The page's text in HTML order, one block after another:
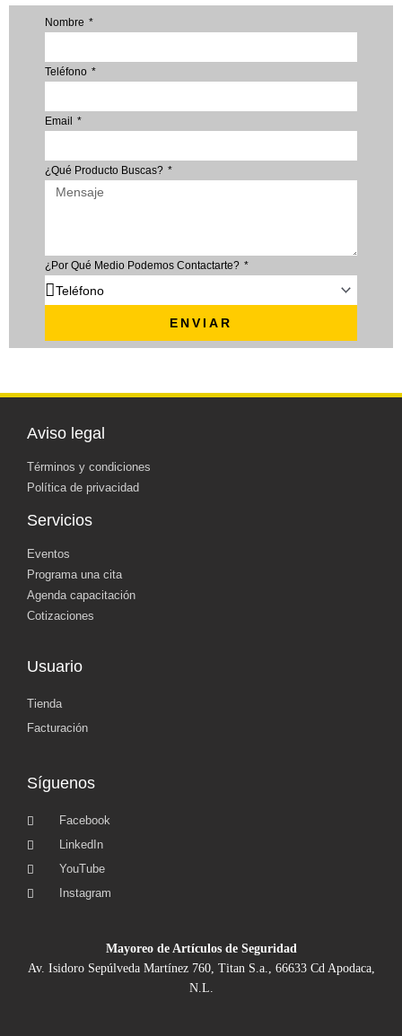
Nombre
Teléfono
Email
¿Qué Producto Buscas?
¿Por Qué Medio Podemos Contactarte?
ENVIAR
Aviso legal
Términos y condiciones
Política de privacidad
Servicios
Eventos
Programa una cita
Agenda capacitación
Cotizaciones
Usuario
Tienda
Facturación
Síguenos
Facebook
LinkedIn
YouTube
Instagram
Mayoreo de Artículos de Seguridad
Av. Isidoro Sepúlveda Martínez 760, Titan S.a., 66633 Cd Apodaca,
N.L.